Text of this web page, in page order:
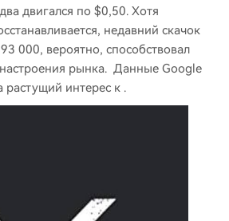
двигался по $0,50. Хотя
недавний скачок
000, вероятно, способствовал
рынка. Данные Google
растущий интерес к .